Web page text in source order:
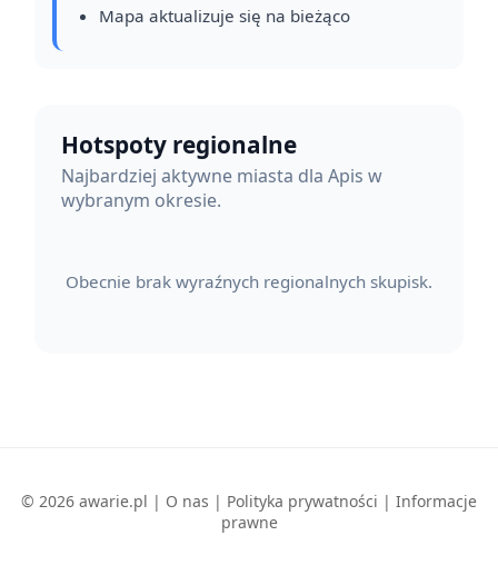
Mapa aktualizuje się na bieżąco
Hotspoty regionalne
Najbardziej aktywne miasta dla Apis w
wybranym okresie.
Obecnie brak wyraźnych regionalnych skupisk.
© 2026 awarie.pl | O nas | Polityka prywatności | Informacje
prawne